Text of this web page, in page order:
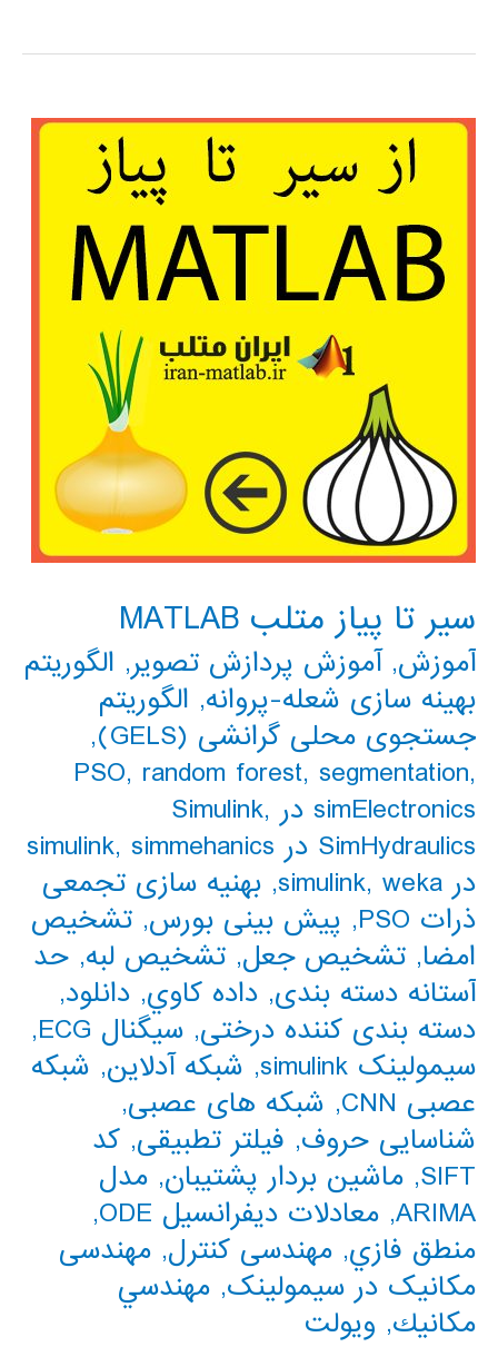
Bagging
سیر تا پیاز متلب MATLAB
آموزش,آموزش پردازش تصویر, الگوریتم
بهینه سازی شعله-پروانه, الگوریتم
جستجوی محلی گرانشی (GELS)
,
PSO, random forest, segmentation,
simElectronics در Simulink
,
SimHydraulics در simulink
, simmehanics
در simulink
, weka
, بهنیه سازی تجمعی
ذرات PSO
, پیش بینی بورس, تشخیص
امضا, تشخیص جعل, تشخیص لبه, حد
آستانه دسته بندی, داده كاوي, دانلود,
دسته بندی کننده درختی, سیگنال ECG
,
سیمولینک simulink
, شبکه آدلاین, شبکه
عصبی CNN
, شبکه های عصبی,
شناسایی حروف, فیلتر تطبیقی, کد
SIFT
, ماشین بردار پشتیبان, مدل
ARIMA
, معادلات دیفرانسیل ODE
,
منطق فازي, مهندسی کنترل, مهندسی
مکانیک در سیمولینک, مهندسي
مكانيك, ویولت